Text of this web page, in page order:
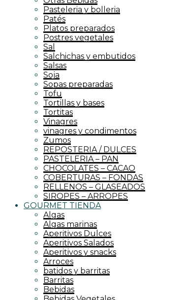
Pasteleria y bolleria
Patés
Platos preparados
Postres vegetales
Sal
Salchichas y embutidos
Salsas
Soja
Sopas preparadas
Tofu
Tortillas y bases
Tortitas
Vinagres
vinagres y condimentos
Zumos
REPOSTERIA / DULCES
PASTELERIA – PAN
CHOCOLATES – CACAO
COBERTURAS – FONDAS
RELLENOS – GLASEADOS
SIROPES – ARROPES
GOURMET TIENDA
Algas
Algas marinas
Aperitivos Dulces
Aperitivos Salados
Aperitivos y snacks
Arroces
batidos y barritas
Barritas
Bebidas